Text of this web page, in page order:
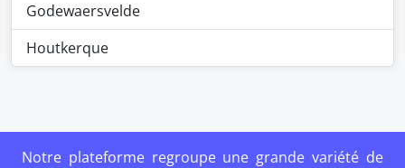
Godewaersvelde
Houtkerque
Notre plateforme regroupe une grande variété de